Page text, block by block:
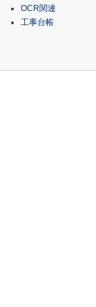
OCR関連
工事台帳